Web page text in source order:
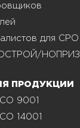
для СРО
НОПРИЗ
ПРОДУКЦИИ
9001
14001